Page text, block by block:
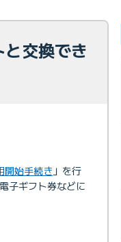
交換でき
開始手続き 」を行
子ギフト券などに